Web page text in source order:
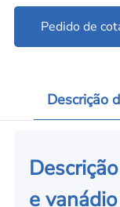
Pedido de
Descrição
e